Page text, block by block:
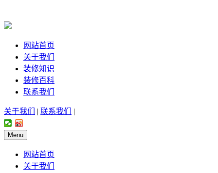
网站首页
关于我们
装修知识
装修百科
联系我们
关于我们 | 联系我们 |
Menu
网站首页
关于我们